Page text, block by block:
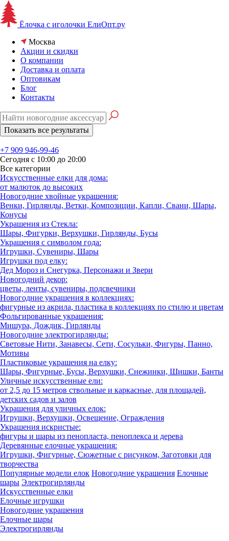
Ёлочка с иголочки ЕлиОпт.ру
Москва
Акции и скидки
О компании
Доставка и оплата
Оптовикам
Блог
Контакты
+7 909 946-99-46
Сегодня с 10:00 до 20:00
Все категории
Искусственные елки для дома:
от малюток до высоких
Новогодние хвойные украшения:
Венки, Гирлянды, Ветки, Композиции, Капли, Свани, Шары,
Конусы
Украшения из Стекла:
Шары, Фигурки, Верхушки, Гирлянды, Бусы
Украшения с символом года:
Игрушки, Сувениры, Шары
Игрушки под елку:
Дед Мороз и Снегурка, Персонажи и Звери
Новогодний декор:
цветы, ленты, сувениры, подсвечники
Новогодние украшения в коллекциях:
фигурные из акрила, пластика в коллекциях по стилю и цветам
Фольгированные украшения:
Мишура, Дождик, Гирлянды
Новогодние электрогирлянды:
Световые Нити, Занавесы, Сети, Сосульки, Фигуры, Панно,
Мотивы
Пластиковые украшения на елку:
Шары, Фигурные, Бусы, Верхушки, Снежинки, Шишки, Банты
Уличные искусственные ели:
от 2,5 до 15 метров ствольные и каркасные, для площадей,
детских садов и залов
Украшения для уличных елок:
Игрушки, Верхушки, Освещение, Ограждения
Украшения искристые:
фигуры и шары из пенопласта, пеноплекса и дерева
Деревянные елочные украшения:
Игрушки, Фигурные, Сюжетные с рисунком, Заготовки для
творчества
Популярные модели елок Новогодние украшения Елочные
шары Электрогирлянды
Искусственные елки
Елочные игрушки
Новогодние украшения
Елочные шары
Электрогирлянды